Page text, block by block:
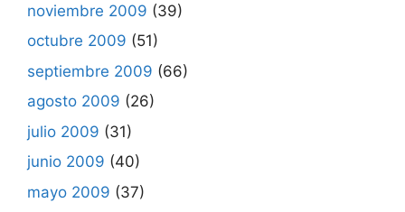
noviembre 2009 (39)
octubre 2009 (51)
septiembre 2009 (66)
agosto 2009 (26)
julio 2009 (31)
junio 2009 (40)
mayo 2009 (37)